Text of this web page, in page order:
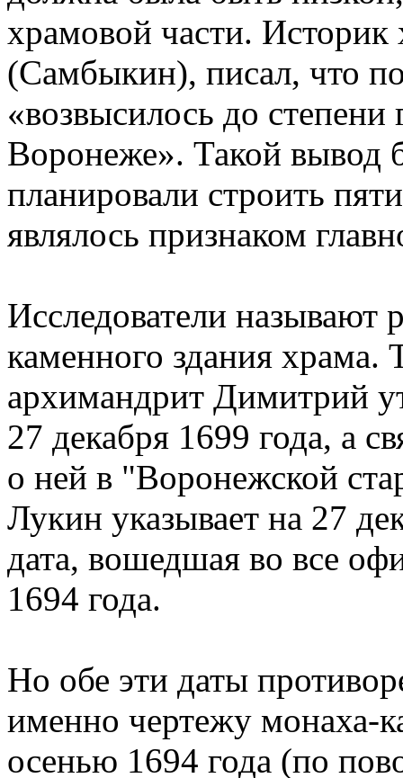
храмовой части.
(Самбыкин), писал, что
«возвысилось до степени
Воронеже». Такой вывод
планировали строить
являлось признаком
Исследователи называют
каменного здания
архимандрит Димитрий
27 декабря 1699 года, а
о ней в "Воронежской
Лукин указывает на 27
дата, вошедшая во все
1694 года.
Но обе эти даты
именно чертежу монаха-
осенью 1694 года (по